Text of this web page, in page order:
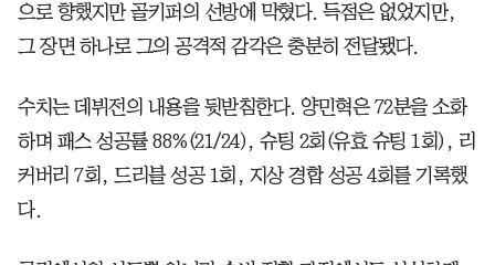
으로 향했지만 골키퍼의 선방에 막혔다. 득점은 없었지만,
그 장면 하나로 그의 공격적 감각은 충분히 전달됐다.
수치는 데뷔전의 내용을 뒷받침한다. 양민혁은 72분을 소화
하며 패스 성공률 88%(21/24), 슈팅 2회(유효 슈팅 1회), 리
커버리 7회, 드리블 성공 1회, 지상 경합 성공 4회를 기록했
다.